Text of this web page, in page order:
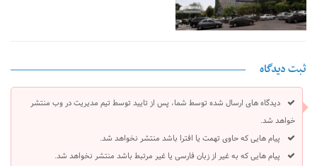
ثبت دیدگاه
دیدگاه های ارسال شده توسط شما، پس از تایید توسط تیم مدیریت در وب منتشر
خواهد شد.
پیام هایی که حاوی تهمت یا افترا باشد منتشر نخواهد شد.
پیام هایی که به غیر از زبان فارسی یا غیر مرتبط باشد منتشر نخواهد شد.